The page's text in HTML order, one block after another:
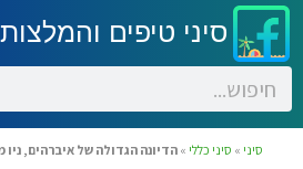
סיני טיפים והמלצות
סיני » סיני כללי »הדיונה הגדולה של איברהים, ניו